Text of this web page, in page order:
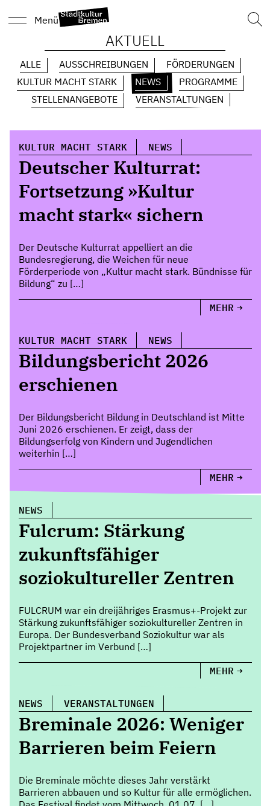
Menü
AKTUELL
ALLE AUSSCHREIBUNGEN
FÖRDERUNGEN
KULTUR MACHT STARK
NEWS
PROGRAMME
STELLENANGEBOTE
VERANSTALTUNGEN
KULTUR MACHT STARK NEWS
Deutscher Kulturrat:
Fortsetzung »Kultur
macht stark« sichern
Der Deutsche Kulturrat appelliert an die
Bundesregierung, die Weichen für neue
Förderperiode von „Kultur macht stark. Bündnisse für
Bildung“ zu […]
MEHR
KULTUR MACHT STARK NEWS
Bildungsbericht 2026
erschienen
Der Bildungsbericht Bildung in Deutschland ist Mitte
Juni 2026 erschienen. Er zeigt, dass der
Bildungserfolg von Kindern und Jugendlichen
weiterhin […]
MEHR
NEWS
Fulcrum: Stärkung
zukunftsfähiger
soziokultureller Zentren
FULCRUM war ein dreijähriges Erasmus+-Projekt zur
Stärkung zukunftsfähiger soziokultureller Zentren in
Europa. Der Bundesverband Soziokultur war als
Projektpartner im Verbund […]
MEHR
NEWS VERANSTALTUNGEN
Breminale 2026: Weniger
Barrieren beim Feiern
Die Breminale möchte dieses Jahr verstärkt
Barrieren abbauen und so Kultur für alle ermöglichen.